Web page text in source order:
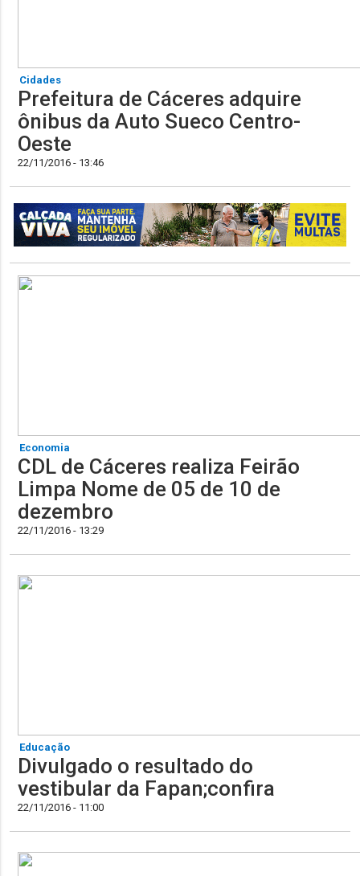
Cidades
Prefeitura de Cáceres adquire
ônibus da Auto Sueco Centro-
Oeste
22/11/2016 - 13:46
Economia
CDL de Cáceres realiza Feirão
Limpa Nome de 05 de 10 de
dezembro
22/11/2016 - 13:29
Educação
Divulgado o resultado do
vestibular da Fapan;confira
22/11/2016 - 11:00